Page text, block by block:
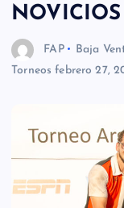
NOVICIOS
FAP Baja
Torneos febrero 27,